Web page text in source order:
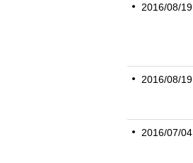
2016/08/19
2016/08/19
2016/07/04